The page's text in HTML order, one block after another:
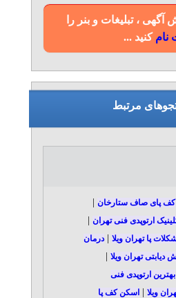
، تبلیغات و بنر را
نام کنید ...
مرتبط
کف پای صاف ستارخان
ارتوپدی فنی تهران
پا تهران ویلا |درمان
دیابتی تهران ویلا
بهترین ارتوپدی فنی
ویلا |اسکن کف پا